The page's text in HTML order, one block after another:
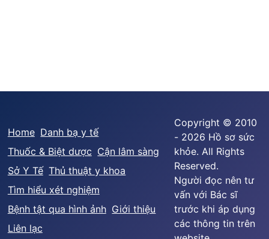
Home Danh bạ y tế
Thuốc & Biệt dược Cận lâm sàng
Sở Y Tế Thủ thuật y khoa
Tìm hiểu xét nghiệm
Bệnh tật qua hình ảnh Giới thiệu
Liên lạc
Copyright © 2010
- 2026 Hồ sơ sức
khỏe. All Rights
Reserved.
Người đọc nên tư
vấn với Bác sĩ
trước khi áp dụng
các thông tin trên